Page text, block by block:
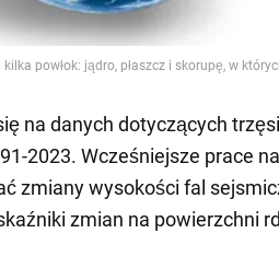
na danych dotyczących
2023. Wcześniejsze prace
zmiany wysokości fal
zmian na powierzchni